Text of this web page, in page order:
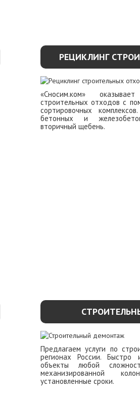
РЕЦИКЛИНГ
«Сносим.ком»
строительных отходов с
сортировочных
бетонных и
вторичный щебень.
Предлагаем услуги по
регионах России. Быстро
объекты любой
механизированной
установленные сроки.